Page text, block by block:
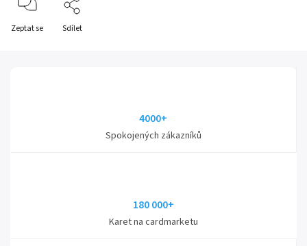
Zeptat se Sdílet
4000+
Spokojených zákazníků
180 000+
Karet na cardmarketu